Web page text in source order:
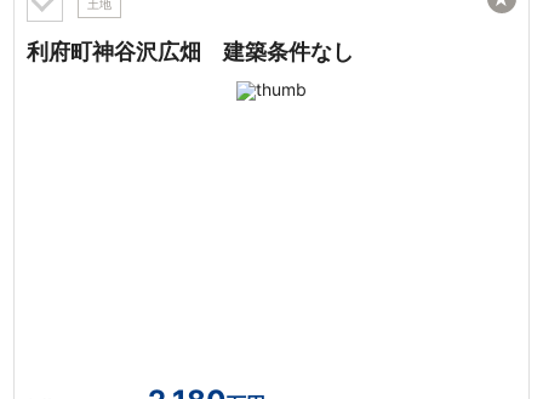
土地
利府町神谷沢広畑 建築条件なし